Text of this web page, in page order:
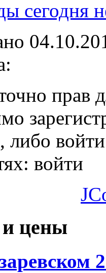
сегодня
прав
либо
войти
и цены